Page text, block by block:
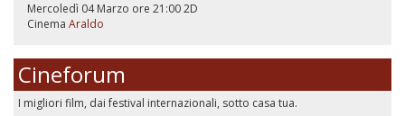
Mercoledì 04 Marzo ore 21:002D
Cinema Araldo
Cineforum
I migliori film, dai festival internazionali, sotto casa tua.